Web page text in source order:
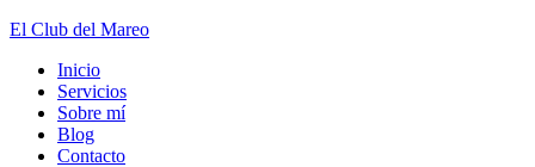
El Club del Mareo
Inicio
Servicios
Sobre mí
Blog
Contacto